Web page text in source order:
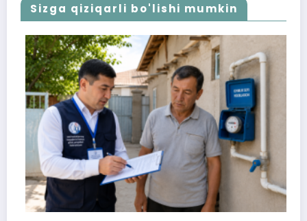
Sizga qiziqarli bo'lishi mumkin